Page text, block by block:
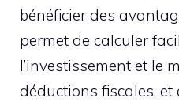
bénéficier des
permet de calculer
l’investissement et le
déductions fiscales, et